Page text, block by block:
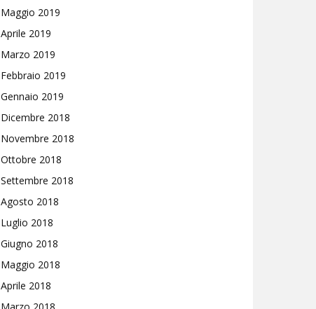
Maggio 2019
Aprile 2019
Marzo 2019
Febbraio 2019
Gennaio 2019
Dicembre 2018
Novembre 2018
Ottobre 2018
Settembre 2018
Agosto 2018
Luglio 2018
Giugno 2018
Maggio 2018
Aprile 2018